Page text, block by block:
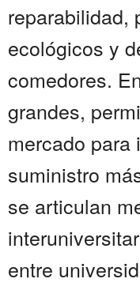
reparabilidad,
ecológicos y
comedores.
grandes,
mercado para
suministro
se articulan
entre